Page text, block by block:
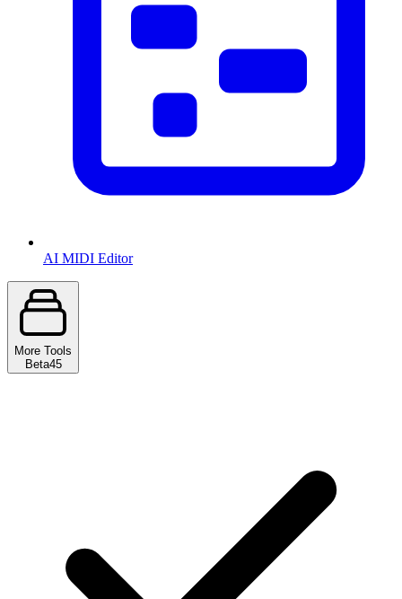
AI MIDI Editor
More Tools
Beta45